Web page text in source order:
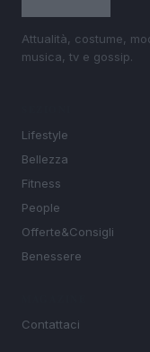
Attualità, costume,
musica, tv e gossip.
Lifestyle
Bellezza
Fitness
People
Offerte&Consigli
Benessere
Contattaci